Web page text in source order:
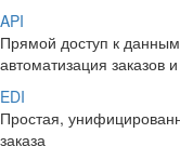
API
Прямой доступ к
автоматизация заказов и
EDI
Простая,
заказа